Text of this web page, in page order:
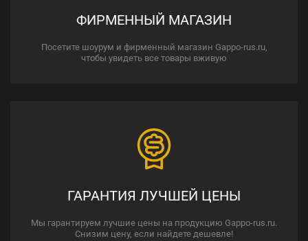
ФИРМЕННЫЙ МАГАЗИН
Посетите шоурум и фирменный магазин Gappo-rus.ru,
чтобы увидеть все товары вживую
ГАРАНТИЯ ЛУЧШЕЙ ЦЕНЫ
Мы гарантируем лучшие цены на продукцию Gappo-rus.ru.
Снизим цену, если найдете дешевле!